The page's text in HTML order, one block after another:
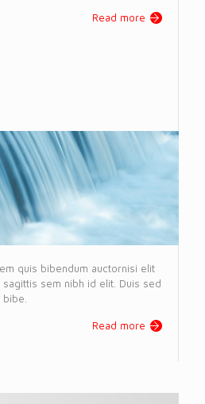
Read more
quis bibendum auctornisi elit
sem nibh id elit. Duis sed
Read more